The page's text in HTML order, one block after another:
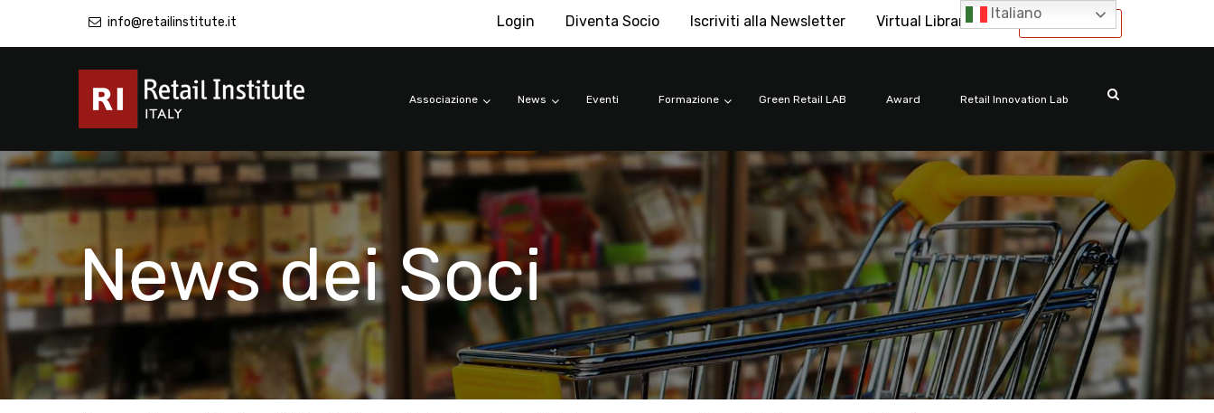
info@retailinstitute.it International
Login Diventa Socio Iscriviti alla Newsletter Virtual Library
Associazione News Eventi Formazione Green Retail LAB Award Retail Innovation Lab
News dei Soci
Italiano